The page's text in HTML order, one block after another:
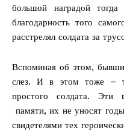
большой наградой тогда
благодарность того
расстрелял солдата за
Вспоминая об этом,
слез. И в этом тоже –
простого солдата. Эти
памяти, их не уносят
свидетелями тех